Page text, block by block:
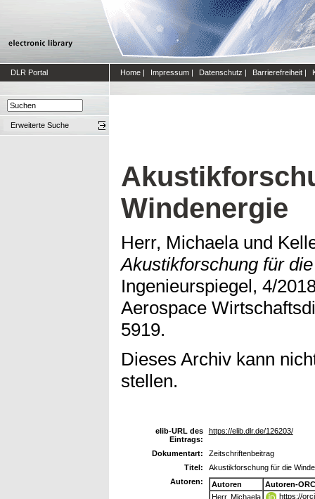
DLR Portal Home | Impressum | Datenschutz | Barrierefreiheit |
Erweiterte Suche
Windenergie
Herr, Michaelaund
Akustikforschung für
Ingenieurspiegel, 4/
Aerospace
5919.
Dieses Archiv kann
stellen.
elib-URL des
Eintrags:
https://elib.dlr.de/126203/
Dokumentart:
Zeitschriftenbeitrag
Titel:
Akustikforschung für die
Autoren:
Autoren
Autoren-
Herr, Michaela
https://